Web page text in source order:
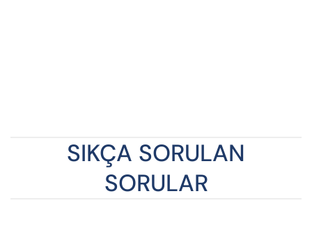
SIKÇA SORULAN
SORULAR